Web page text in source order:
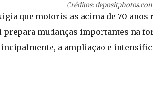
Créditos:
que motoristas acima de 70 anos
mudanças importantes na
a ampliação e